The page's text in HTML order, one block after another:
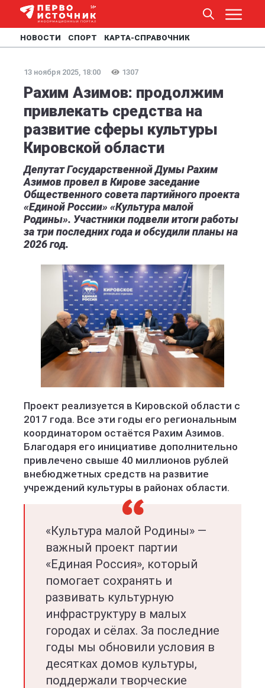
НОВОСТИ СПОРТ КАРТА-СПРАВОЧНИК
13 ноября 2025, 18:00 1307
Рахим Азимов: продолжим
привлекать средства на
развитие сферы культуры
Кировской области
Депутат Государственной Думы Рахим
Азимов провел в Кирове заседание
Общественного совета партийного проекта
«Единой России» «Культура малой
Родины». Участники подвели итоги работы
за три последних года и обсудили планы на
2026 год.
Проект реализуется в Кировской области с
2017 года. Все эти годы его региональным
координатором остаётся Рахим Азимов.
Благодаря его инициативе дополнительно
привлечено свыше 40 миллионов рублей
внебюджетных средств на развитие
учреждений культуры в районах области.
«Культура малой Родины» —
важный проект партии
«Единая Россия», который
помогает сохранять и
развивать культурную
инфраструктуру в малых
городах и сёлах. За последние
годы мы обновили условия в
десятках домов культуры,
поддержали творческие